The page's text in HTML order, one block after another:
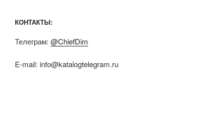
КОНТАКТЫ:
Телеграм: @ChiefDim
E-mail: info@katalogtelegram.ru